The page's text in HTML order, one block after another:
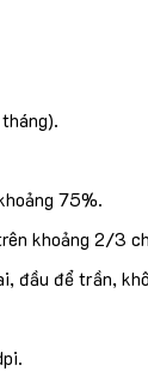
75%.
khoảng 2/3
đầu để trần,